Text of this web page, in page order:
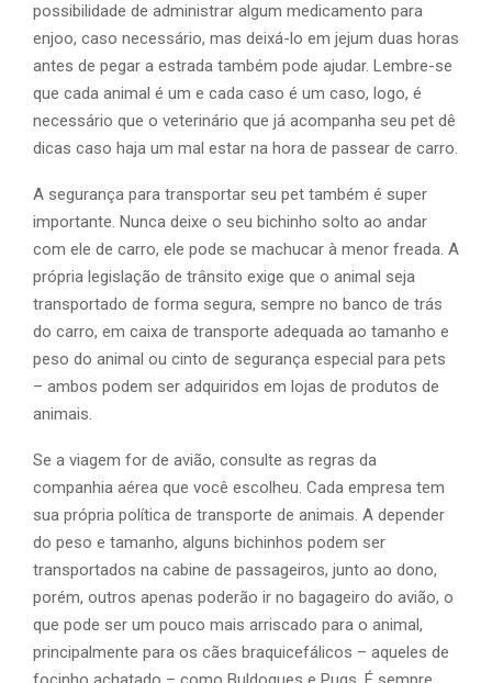
possibilidade de administrar algum medicamento para
enjoo, caso necessário, mas deixá-lo em jejum duas horas
antes de pegar a estrada também pode ajudar. Lembre-se
que cada animal é um e cada caso é um caso, logo, é
necessário que o veterinário que já acompanha seu pet dê
dicas caso haja um mal estar na hora de passear de carro.
A segurança para transportar seu pet também é super
importante. Nunca deixe o seu bichinho solto ao andar
com ele de carro, ele pode se machucar à menor freada. A
própria legislação de trânsito exige que o animal seja
transportado de forma segura, sempre no banco de trás
do carro, em caixa de transporte adequada ao tamanho e
peso do animal ou cinto de segurança especial para pets
– ambos podem ser adquiridos em lojas de produtos de
animais.
Se a viagem for de avião, consulte as regras da
companhia aérea que você escolheu. Cada empresa tem
sua própria política de transporte de animais. A depender
do peso e tamanho, alguns bichinhos podem ser
transportados na cabine de passageiros, junto ao dono,
porém, outros apenas poderão ir no bagageiro do avião, o
que pode ser um pouco mais arriscado para o animal,
principalmente para os cães braquicefálicos – aqueles de